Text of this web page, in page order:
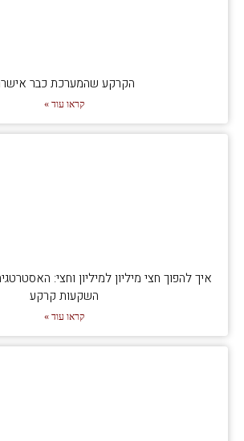
הקרקע שהמערכת כבר
קראו עוד »
איך להפוך חצי מיליון למיליון וחצי:
השקעות קרקע
קראו עוד »